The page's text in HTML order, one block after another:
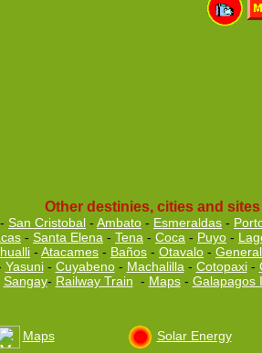
Other destinies, cities and sites
- San Cristobal - Ambato - Esmeraldas -
- Santa Elena - Tena - Coca - Puyo -
- Atacames - Baños - Otavalo -
Yasuni- Cuyabeno- Machalilla - Cotopaxi-
Sangay- Railway Train - Maps- Galapagos
Maps Solar Energy